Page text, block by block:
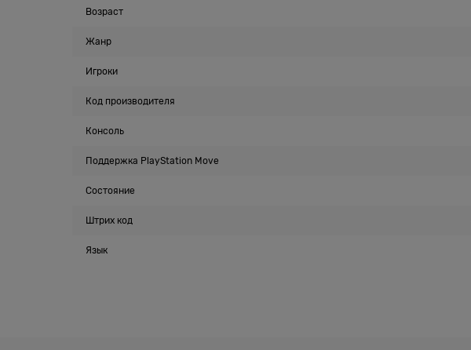
Возраст
Жанр
Игроки
Код производителя
Консоль
Поддержка PlayStation Move
Состояние
Штрих код
Язык